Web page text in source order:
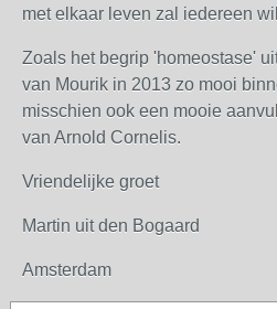
met elkaar leven zal iedereen
Zoals het begrip 'homeostase'
van Mourik in 2013 zo mooi
misschien ook een mooie
van Arnold Cornelis.
Vriendelijke groet
Martin uit den Bogaard
Amsterdam